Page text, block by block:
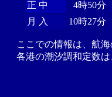
正 中
4時50分
月 入
10時27分
ここでの情報は、航
各港の潮汐調和定数